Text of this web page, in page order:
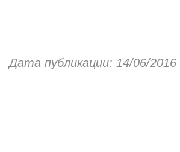
Дата публикации: 14/06/2016